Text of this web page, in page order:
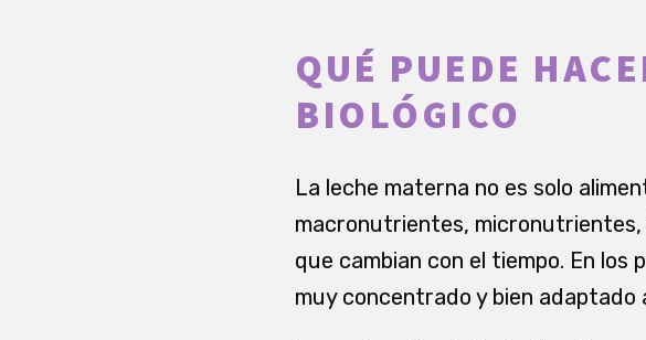
QUÉ PUEDE
BIOLÓGICO
La leche materna no es solo
macronutrientes,
que cambian con el tiempo. En
muy concentrado y bien adaptado